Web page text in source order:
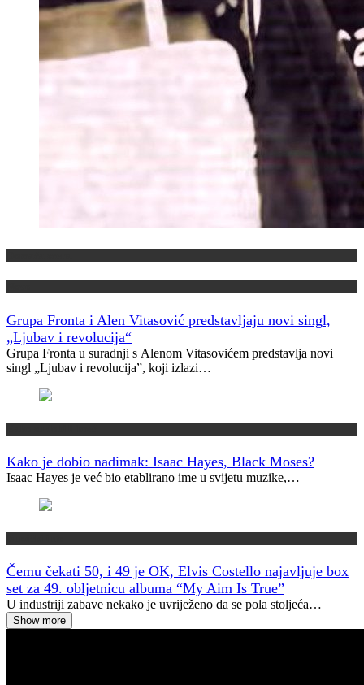
Grupa Fronta i Alen Vitasović predstavljaju novi singl,
„Ljubav i revolucija“
Grupa Fronta u suradnji s Alenom Vitasovićem predstavlja novi
singl „Ljubav i revolucija”, koji izlazi…
Kako je dobio nadimak: Isaac Hayes, Black Moses?
Isaac Hayes je već bio etablirano ime u svijetu muzike,…
Čemu čekati 50, i 49 je OK, Elvis Costello najavljuje box
set za 49. obljetnicu albuma “My Aim Is True”
U industriji zabave nekako je uvriježeno da se pola stoljeća…
Show more